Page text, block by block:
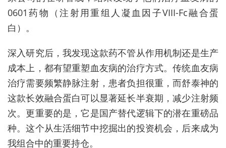
0601药物（注射用重组人凝血因子VIII-Fc融合蛋
白）。
深入研究后，我发现这款药不管从作用机制还是生产
成本上，都有望重塑血友病的治疗方式。传统血友病
治疗需要频繁静脉注射，患者负担很重，而舒泰神的
这款长效融合蛋白可以显著延长半衰期，减少注射频
次。更重要的是，它是国产替代逻辑下的潜在重磅品
种。这个从生活细节中挖掘出的投资机会，后来成为
我组合中的重要持仓。